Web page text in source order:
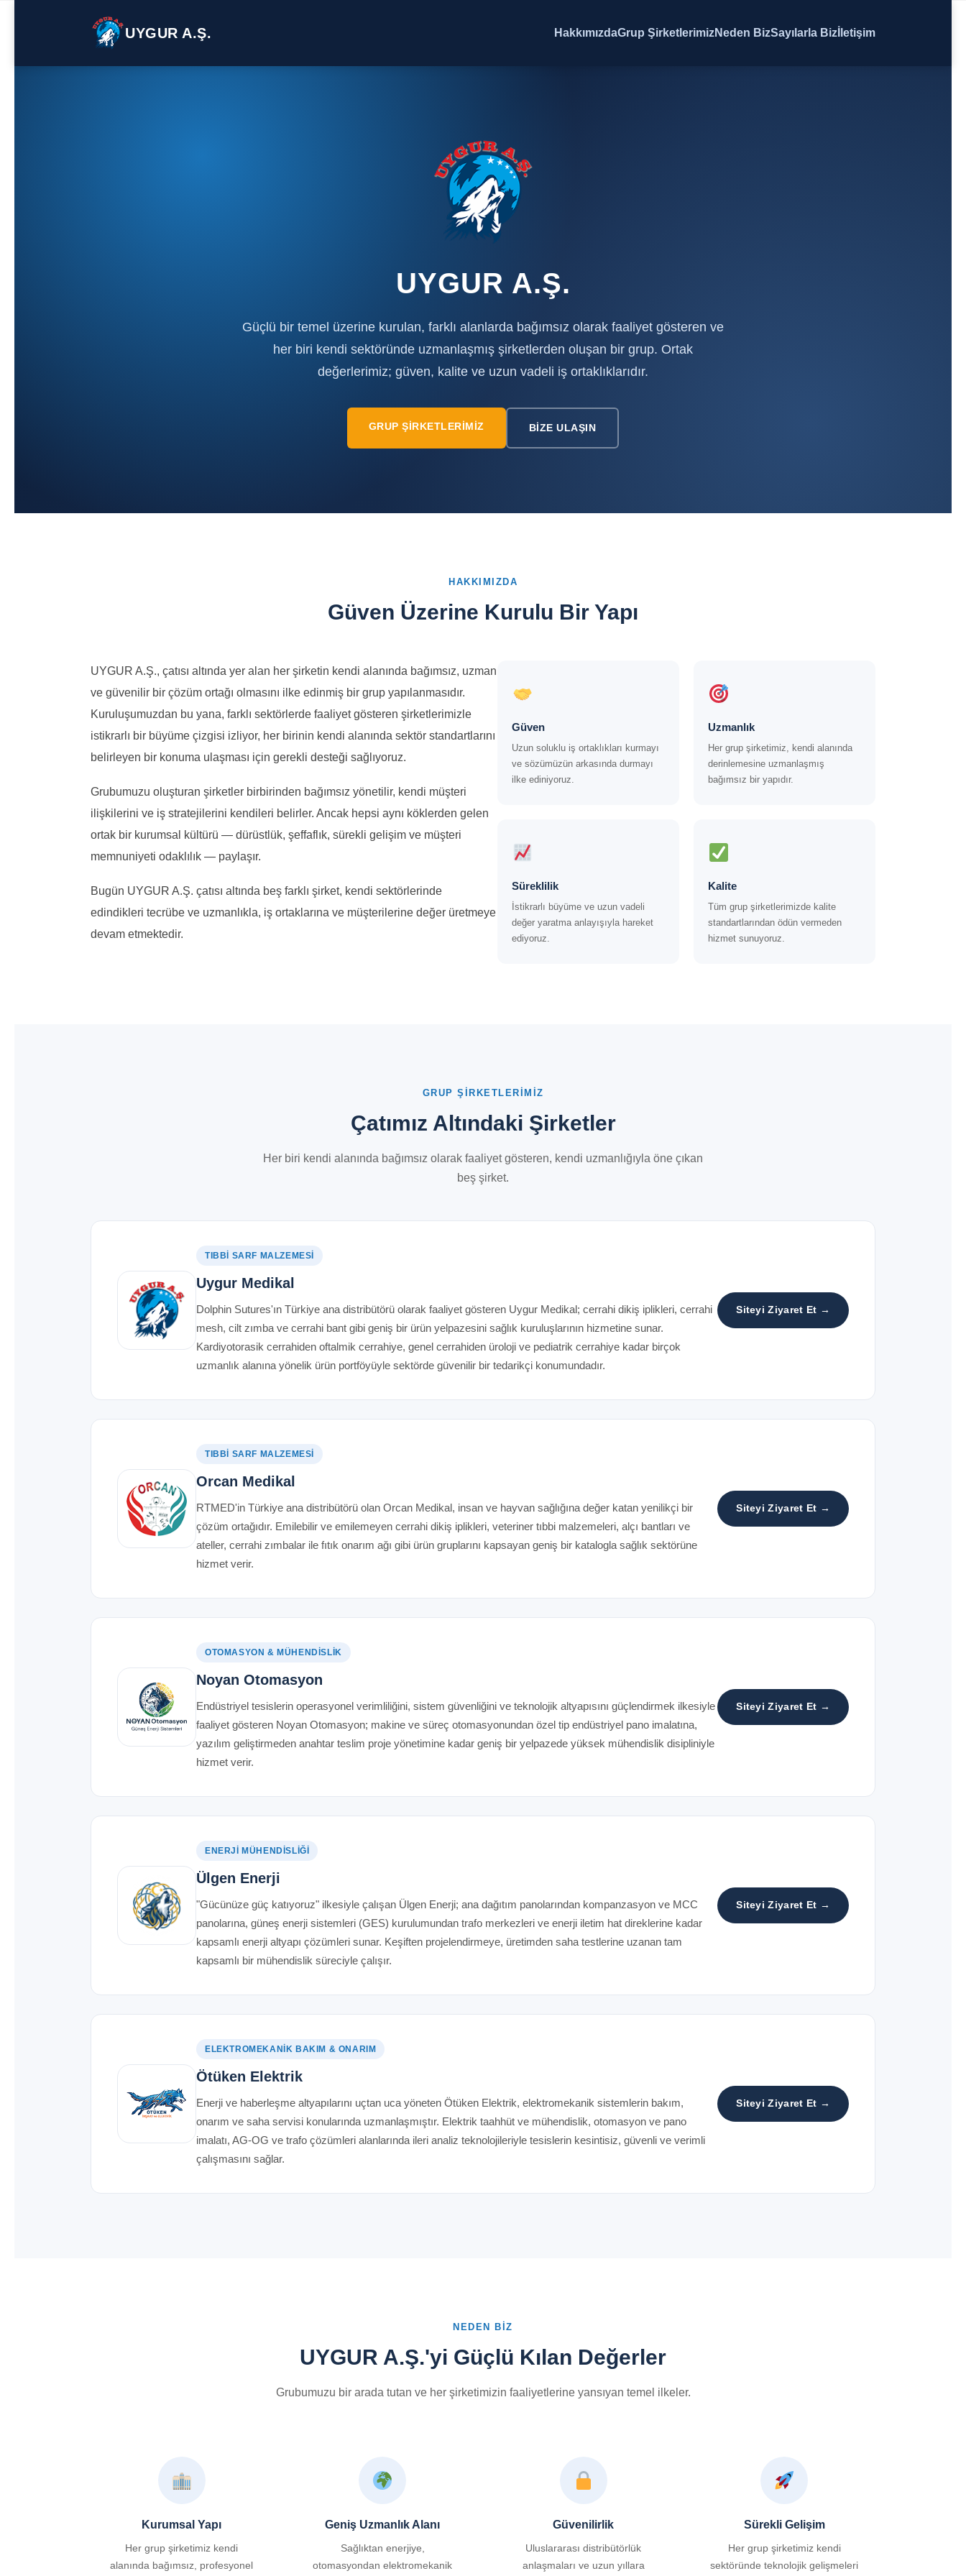
UYGUR A.Ş. HakkımızdaGrup ŞirketlerimizNeden BizSayılarla Biz İletişim
UYGUR A.Ş.
Güçlü bir temel üzerine kurulan, farklı alanlarda bağımsız olarak faaliyet gösteren ve
her biri kendi sektöründe uzmanlaşmış şirketlerden oluşan bir grup. Ortak
değerlerimiz; güven, kalite ve uzun vadeli iş ortaklıklarıdır.
GRUP ŞIRKETLERIMIZ BIZE ULAŞIN
HAKKIMIZDA
Güven Üzerine Kurulu Bir Yapı
UYGUR A.Ş., çatısı altında yer alan her şirketin kendi alanında bağımsız, uzman
ve güvenilir bir çözüm ortağı olmasını ilke edinmiş bir grup yapılanmasıdır.
Kuruluşumuzdan bu yana, farklı sektörlerde faaliyet gösteren şirketlerimizle
istikrarlı bir büyüme çizgisi izliyor, her birinin kendi alanında sektör standartlarını
belirleyen bir konuma ulaşması için gerekli desteği sağlıyoruz.
Grubumuzu oluşturan şirketler birbirinden bağımsız yönetilir, kendi müşteri
ilişkilerini ve iş stratejilerini kendileri belirler. Ancak hepsi aynı köklerden gelen
ortak bir kurumsal kültürü — dürüstlük, şeffaflık, sürekli gelişim ve müşteri
memnuniyeti odaklılık — paylaşır.
Bugün UYGUR A.Ş. çatısı altında beş farklı şirket, kendi sektörlerinde
edindikleri tecrübe ve uzmanlıkla, iş ortaklarına ve müşterilerine değer üretmeye
devam etmektedir.
Güven
Uzun soluklu iş ortaklıkları kurmayı
ve sözümüzün arkasında durmayı
ilke ediniyoruz.
Uzmanlık
Her grup şirketimiz, kendi alanında
derinlemesine uzmanlaşmış
bağımsız bir yapıdır.
Süreklilik
İstikrarlı büyüme ve uzun vadeli
değer yaratma anlayışıyla hareket
ediyoruz.
Kalite
Tüm grup şirketlerimizde kalite
standartlarından ödün vermeden
hizmet sunuyoruz.
GRUP ŞIRKETLERIMIZ
Çatımız Altındaki Şirketler
Her biri kendi alanında bağımsız olarak faaliyet gösteren, kendi uzmanlığıyla öne çıkan
beş şirket.
TIBBI SARF MALZEMESI
Uygur Medikal
Dolphin Sutures'ın Türkiye ana distribütörü olarak faaliyet gösteren Uygur Medikal; cerrahi dikiş iplikleri, cerrahi
mesh, cilt zımba ve cerrahi bant gibi geniş bir ürün yelpazesini sağlık kuruluşlarının hizmetine sunar.
Kardiyotorasik cerrahiden oftalmik cerrahiye, genel cerrahiden üroloji ve pediatrik cerrahiye kadar birçok
uzmanlık alanına yönelik ürün portföyüyle sektörde güvenilir bir tedarikçi konumundadır.
Siteyi Ziyaret Et →
TIBBI SARF MALZEMESI
Orcan Medikal
RTMED'in Türkiye ana distribütörü olan Orcan Medikal, insan ve hayvan sağlığına değer katan yenilikçi bir
çözüm ortağıdır. Emilebilir ve emilemeyen cerrahi dikiş iplikleri, veteriner tıbbi malzemeleri, alçı bantları ve
ateller, cerrahi zımbalar ile fıtık onarım ağı gibi ürün gruplarını kapsayan geniş bir katalogla sağlık sektörüne
hizmet verir.
Siteyi Ziyaret Et →
OTOMASYON & MÜHENDISLIK
Noyan Otomasyon
Endüstriyel tesislerin operasyonel verimliliğini, sistem güvenliğini ve teknolojik altyapısını güçlendirmek ilkesiyle
faaliyet gösteren Noyan Otomasyon; makine ve süreç otomasyonundan özel tip endüstriyel pano imalatına,
yazılım geliştirmeden anahtar teslim proje yönetimine kadar geniş bir yelpazede yüksek mühendislik disipliniyle
hizmet verir.
Siteyi Ziyaret Et →
ENERJI MÜHENDISLIĞI
Ülgen Enerji
"Gücünüze güç katıyoruz" ilkesiyle çalışan Ülgen Enerji; ana dağıtım panolarından kompanzasyon ve MCC
panolarına, güneş enerji sistemleri (GES) kurulumundan trafo merkezleri ve enerji iletim hat direklerine kadar
kapsamlı enerji altyapı çözümleri sunar. Keşiften projelendirmeye, üretimden saha testlerine uzanan tam
kapsamlı bir mühendislik süreciyle çalışır.
Siteyi Ziyaret Et →
ELEKTROMEKANIK BAKIM & ONARIM
Ötüken Elektrik
Enerji ve haberleşme altyapılarını uçtan uca yöneten Ötüken Elektrik, elektromekanik sistemlerin bakım,
onarım ve saha servisi konularında uzmanlaşmıştır. Elektrik taahhüt ve mühendislik, otomasyon ve pano
imalatı, AG-OG ve trafo çözümleri alanlarında ileri analiz teknolojileriyle tesislerin kesintisiz, güvenli ve verimli
çalışmasını sağlar.
Siteyi Ziyaret Et →
NEDEN BIZ
UYGUR A.Ş.'yi Güçlü Kılan Değerler
Grubumuzu bir arada tutan ve her şirketimizin faaliyetlerine yansıyan temel ilkeler.
Kurumsal Yapı
Her grup şirketimiz kendi
alanında bağımsız, profesyonel
Geniş Uzmanlık Alanı
Sağlıktan enerjiye,
otomasyondan elektromekanik
Güvenilirlik
Uluslararası distribütörlük
anlaşmaları ve uzun yıllara
Sürekli Gelişim
Her grup şirketimiz kendi
sektöründe teknolojik gelişmeleri